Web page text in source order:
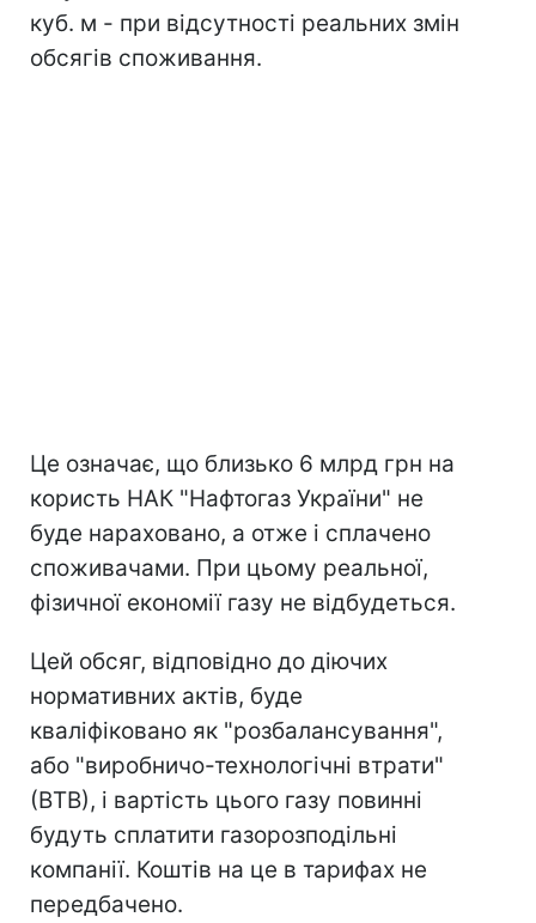
куб. м - при відсутності реальних змін
обсягів споживання.
Це означає, що близько 6 млрд грн на
користь НАК "Нафтогаз України" не
буде нараховано, а отже і сплачено
споживачами. При цьому реальної,
фізичної економії газу не відбудеться.
Цей обсяг, відповідно до діючих
нормативних актів, буде
кваліфіковано як "розбалансування",
або "виробничо-технологічні втрати"
(ВТВ), і вартість цього газу повинні
будуть сплатити газорозподільні
компанії. Коштів на це в тарифах не
передбачено.